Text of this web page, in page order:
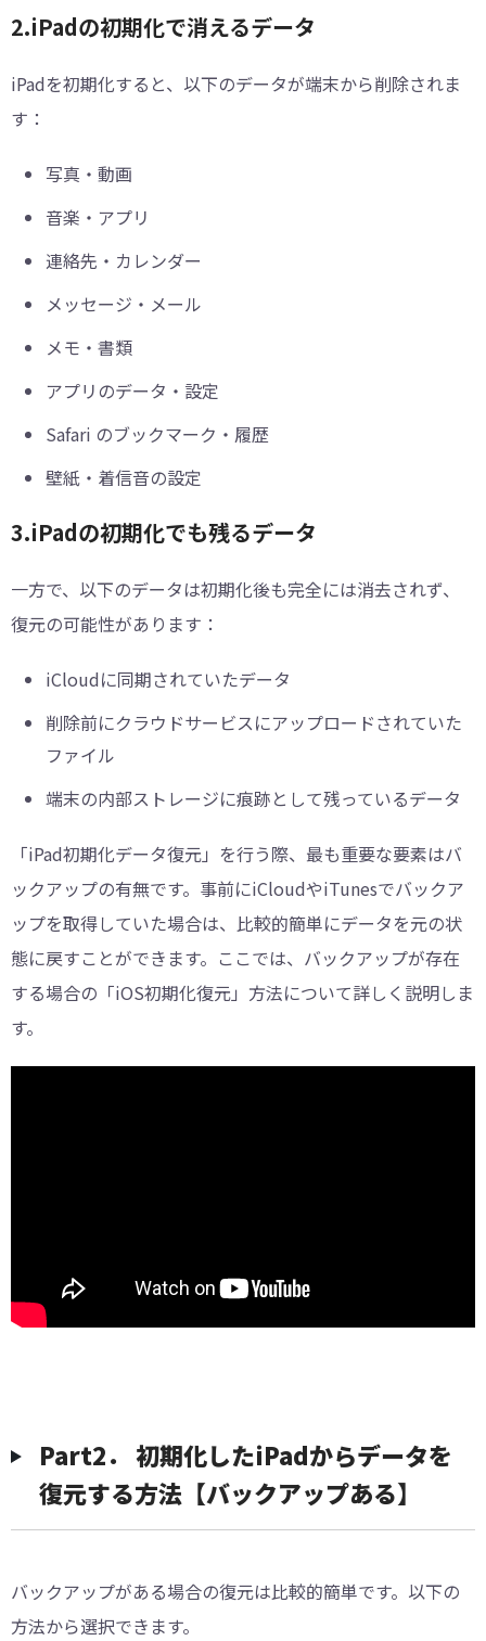
2.iPadの初期化で消えるデータ
iPadを初期化すると、以下のデータが端末から削除されま
す：
写真・動画
音楽・アプリ
連絡先・カレンダー
メッセージ・メール
メモ・書類
アプリのデータ・設定
Safari のブックマーク・履歴
壁紙・着信音の設定
3.iPadの初期化でも残るデータ
一方で、以下のデータは初期化後も完全には消去されず、
復元の可能性があります：
iCloudに同期されていたデータ
削除前にクラウドサービスにアップロードされていた
ファイル
端末の内部ストレージに痕跡として残っているデータ
「iPad初期化データ復元」を行う際、最も重要な要素はバ
ックアップの有無です。事前にiCloudやiTunesでバックア
ップを取得していた場合は、比較的簡単にデータを元の状
態に戻すことができます。ここでは、バックアップが存在
する場合の「iOS初期化復元」方法について詳しく説明しま
す。
Part2． 初期化したiPadからデータを
復元する方法【バックアップある】
バックアップがある場合の復元は比較的簡単です。以下の
方法から選択できます。